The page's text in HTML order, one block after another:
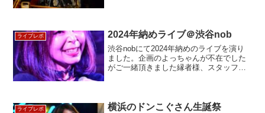
ライブレポ 2024年納めライブ＠渋谷nob
渋谷nobにて2024年納めのライブを演り
ました。企画のよっちゃんが不在でした
がご一緒頂きました縁者様、スタッフの
ライブレポ
横浜のドンこぐさん生誕祭